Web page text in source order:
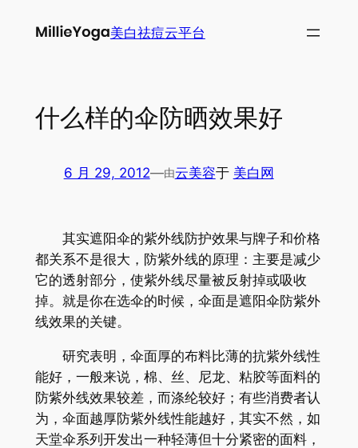
美白祛痘云平台
什么样的伞防晒效果好
6 月 29, 2012—由云美容于 美白网
其实遮阳伞的紫外线防护效果与牌子和价格
都关系不是很大，防紫外线的原理：主要是减少
它的透射部分，使紫外线尽量被反射掉或吸收
掉。就是你在选伞的时候，伞面是遮阳伞防紫外
线效果的关键。
研究表明，伞面厚的布料比薄的抗紫外线性
能好，一般来说，棉、丝、尼龙、粘胶等面料的
防紫外线效果较差，而涤纶较好；有些消费者认
为，伞面越厚防紫外线性能越好，其实不然，如
天堂伞系列开发出一种轻薄但十分紧密的面料，